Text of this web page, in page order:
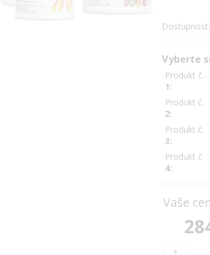
Dostupnost:
Vyberte
Produkt č.
1:
Produkt č.
2:
Produkt č.
3:
Produkt č.
4:
Vaše